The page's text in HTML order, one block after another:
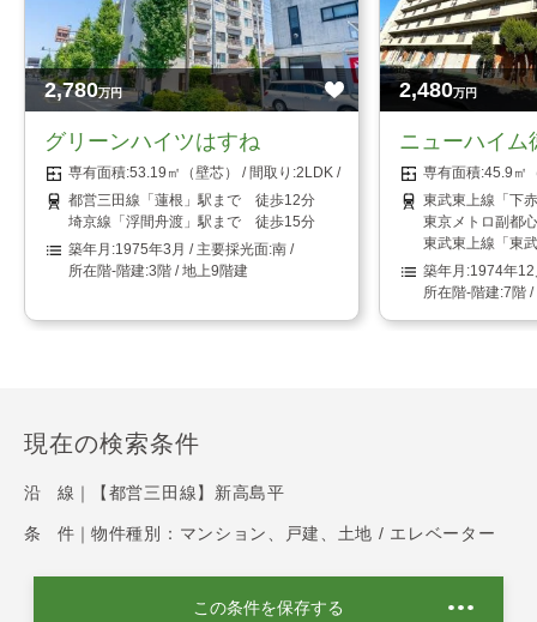
2,780万円
グリーンハイツはすね
53.19㎡（壁芯）
2LDK
都営三田線「蓮根」駅まで 徒歩12分
埼京線「浮間舟渡」駅まで 徒歩15分
1975年3月
南
3階 / 地上9階建
2,480万円
ニューハイム
45.9㎡
東武東上線「下
東京メトロ副都
東武東上線「東
1974年12
7階 /
現在の検索条件
沿 線｜ 【都営三田線】新高島平
条 件｜ 物件種別：マンション、戸建、土地 / エレベーター
この条件を保存する